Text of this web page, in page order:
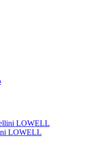
LOWELL